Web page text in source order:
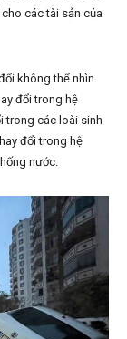
các tài sản của
không thể nhìn
đổi trong hệ
trong các loài sinh
đổi trong hệ
nước.